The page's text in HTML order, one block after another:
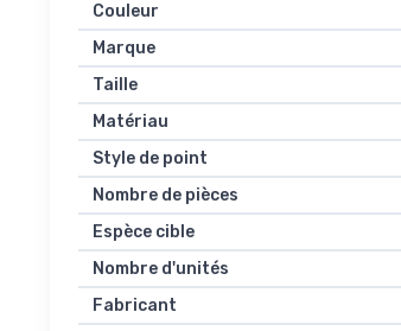
Couleur
Marque
Taille
Matériau
Style de point
Nombre de pièces
Espèce cible
Nombre d'unités
Fabricant